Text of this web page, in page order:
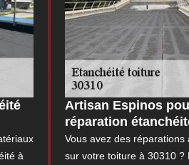
à
Artisan Espinos
réparation
Vous avez des réparations
sur votre toiture à 30310 ?